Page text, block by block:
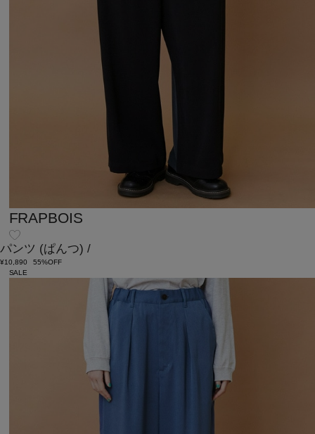
FRAPBOIS
パンツ (ぱんつ) /
¥10,890
55%OFF
SALE